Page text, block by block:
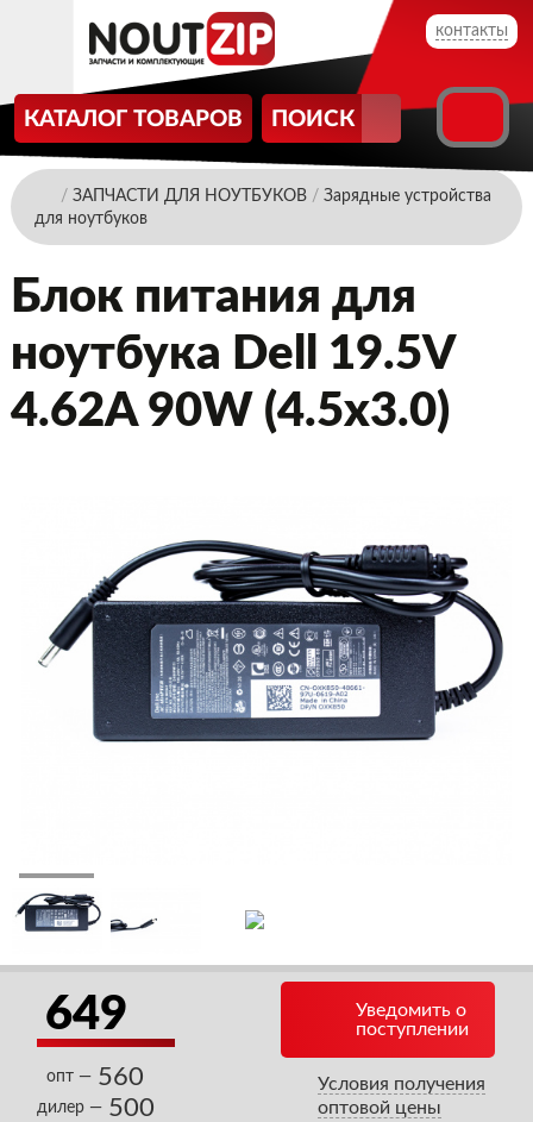
контакты
КАТАЛОГ ТОВАРОВ ПОИСК
/ ЗАПЧАСТИ ДЛЯ НОУТБУКОВ/ Зарядные устройства
для ноутбуков
Блок питания для
ноутбука Dell 19.5V
4.62A 90W (4.5x3.0)
649
опт — 560
дилер — 500
Уведомить о
поступлении
Условия получения
оптовой цены